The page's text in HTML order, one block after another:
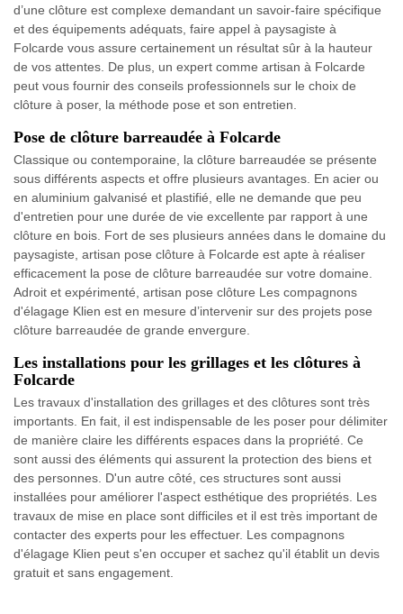
d’une clôture est complexe demandant un savoir-faire spécifique
et des équipements adéquats, faire appel à paysagiste à
Folcarde vous assure certainement un résultat sûr à la hauteur
de vos attentes. De plus, un expert comme artisan à Folcarde
peut vous fournir des conseils professionnels sur le choix de
clôture à poser, la méthode pose et son entretien.
Pose de clôture barreaudée à Folcarde
Classique ou contemporaine, la clôture barreaudée se présente
sous différents aspects et offre plusieurs avantages. En acier ou
en aluminium galvanisé et plastifié, elle ne demande que peu
d'entretien pour une durée de vie excellente par rapport à une
clôture en bois. Fort de ses plusieurs années dans le domaine du
paysagiste, artisan pose clôture à Folcarde est apte à réaliser
efficacement la pose de clôture barreaudée sur votre domaine.
Adroit et expérimenté, artisan pose clôture Les compagnons
d'élagage Klien est en mesure d’intervenir sur des projets pose
clôture barreaudée de grande envergure.
Les installations pour les grillages et les clôtures à
Folcarde
Les travaux d'installation des grillages et des clôtures sont très
importants. En fait, il est indispensable de les poser pour délimiter
de manière claire les différents espaces dans la propriété. Ce
sont aussi des éléments qui assurent la protection des biens et
des personnes. D'un autre côté, ces structures sont aussi
installées pour améliorer l'aspect esthétique des propriétés. Les
travaux de mise en place sont difficiles et il est très important de
contacter des experts pour les effectuer. Les compagnons
d'élagage Klien peut s'en occuper et sachez qu'il établit un devis
gratuit et sans engagement.